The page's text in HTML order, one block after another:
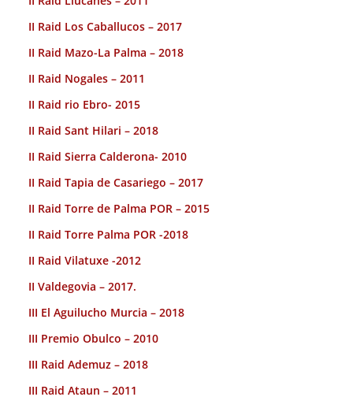
II Raid Los Caballucos – 2017
II Raid Mazo-La Palma – 2018
II Raid Nogales – 2011
II Raid rio Ebro- 2015
II Raid Sant Hilari – 2018
II Raid Sierra Calderona- 2010
II Raid Tapia de Casariego – 2017
II Raid Torre de Palma POR – 2015
II Raid Torre Palma POR -2018
II Raid Vilatuxe -2012
II Valdegovia – 2017.
III El Aguilucho Murcia – 2018
III Premio Obulco – 2010
III Raid Ademuz – 2018
III Raid Ataun – 2011